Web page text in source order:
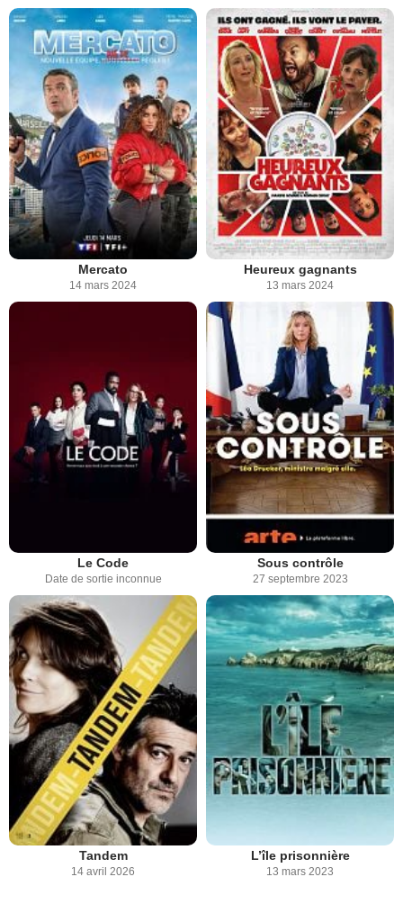
Mercato
14 mars 2024
Heureux gagnants
13 mars 2024
Le Code
Date de sortie inconnue
Sous contrôle
27 septembre 2023
Tandem
14 avril 2026
L’île prisonnière
13 mars 2023